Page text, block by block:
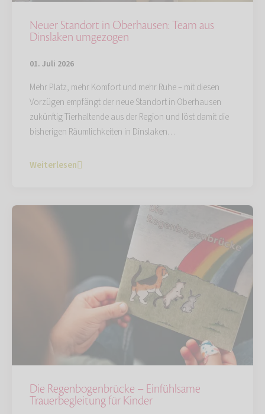
Neuer Standort in Oberhausen: Team aus
Dinslaken umgezogen
01. Juli 2026
Mehr Platz, mehr Komfort und mehr Ruhe – mit diesen
Vorzügen empfängt der neue Standort in Oberhausen
zukünftig Tierhaltende aus der Region und löst damit die
bisherigen Räumlichkeiten in Dinslaken…
Weiterlesen
Die Regenbogenbrücke – Einfühlsame
Trauerbegleitung für Kinder